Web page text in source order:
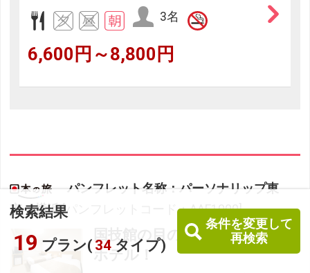
検索結果
19 プラン( 34 タイプ)
条件を変更して
再検索
3名
6,600円～8,800円
パンフレット名称：パーソナリップ東
京・横浜 [パンフレットコード：AAE1000]
国技館の目の前、隅田川沿いの
ホテル！